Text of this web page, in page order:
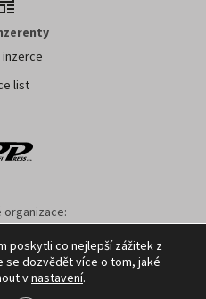
inzerce
list
organizace:
Facebook Kontakt
poskytli co nejlepší zážitek z
se dozvědět více o tom, jaké
vnastavení.